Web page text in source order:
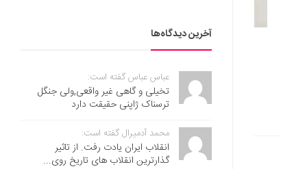
آخرین دیدگاه‌ها
عباس عباس گفته است:
تخیلی و گاهی غیر واقعی,ولی جنگل
ترسناک ژاپنی حقیقت دارد
محمد آدمیرال گفته است:
انقلاب ایران یادت رفت. از تاثیر
گذارترین انقلاب های تاریخ روی...